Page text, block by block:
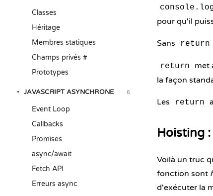
Classes
Héritage
Membres statiques
Champs privés #
Prototypes
▾ JAVASCRIPT ASYNCHRONE 6
Event Loop
Callbacks
Promises
async/await
Fetch API
Erreurs async
pour qu'il
Sans return
return met
la façon
Les return
Hoisting
Voilà un truc
fonction sont
d'exécuter la